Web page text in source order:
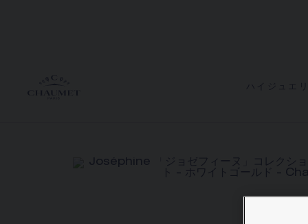
ハイジュエ